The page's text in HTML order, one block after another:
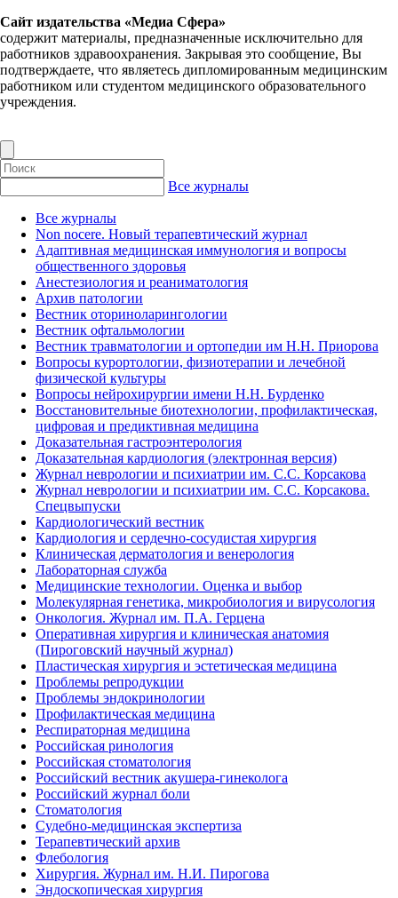
Сайт издательства «Медиа Сфера»
содержит материалы, предназначенные исключительно для
работников здравоохранения. Закрывая это сообщение, Вы
подтверждаете, что являетесь дипломированным медицинским
работником или студентом медицинского образовательного
учреждения.
Все журналы
Все журналы
Non nocere. Новый терапевтический журнал
Адаптивная медицинская иммунология и вопросы
общественного здоровья
Анестезиология и реаниматология
Архив патологии
Вестник оториноларингологии
Вестник офтальмологии
Вестник травматологии и ортопедии им Н.Н. Приорова
Вопросы курортологии, физиотерапии и лечебной
физической культуры
Вопросы нейрохирургии имени Н.Н. Бурденко
Восстановительные биотехнологии, профилактическая,
цифровая и предиктивная медицина
Доказательная гастроэнтерология
Доказательная кардиология (электронная версия)
Журнал неврологии и психиатрии им. С.С. Корсакова
Журнал неврологии и психиатрии им. С.С. Корсакова.
Спецвыпуски
Кардиологический вестник
Кардиология и сердечно-сосудистая хирургия
Клиническая дерматология и венерология
Лабораторная служба
Медицинские технологии. Оценка и выбор
Молекулярная генетика, микробиология и вирусология
Онкология. Журнал им. П.А. Герцена
Оперативная хирургия и клиническая анатомия
(Пироговский научный журнал)
Пластическая хирургия и эстетическая медицина
Проблемы репродукции
Проблемы эндокринологии
Профилактическая медицина
Респираторная медицина
Российская ринология
Российская стоматология
Российский вестник акушера-гинеколога
Российский журнал боли
Стоматология
Судебно-медицинская экспертиза
Терапевтический архив
Флебология
Хирургия. Журнал им. Н.И. Пирогова
Эндоскопическая хирургия